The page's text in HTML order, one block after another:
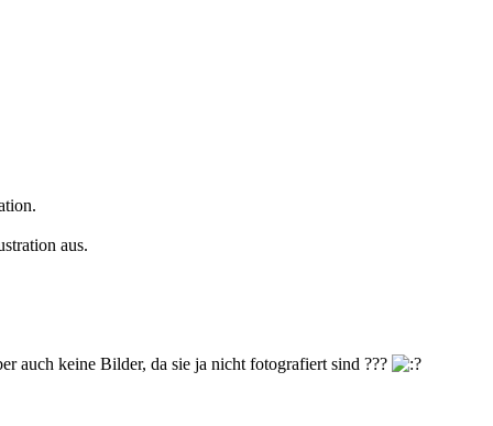
aus.
auch keine Bilder, da sie ja nicht fotografiert sind ???